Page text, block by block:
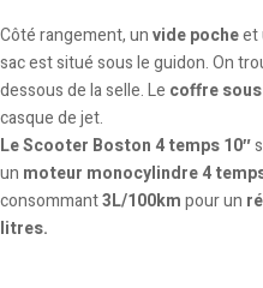
Côté rangement, unvide pocheet
sac est situé sous le guidon. On
dessous de la selle. Le coffre
casque de jet.
Le Scooter Boston 4 temps 10″
un moteur monocylindre 4
consommant3L/100kmpour un
litres.